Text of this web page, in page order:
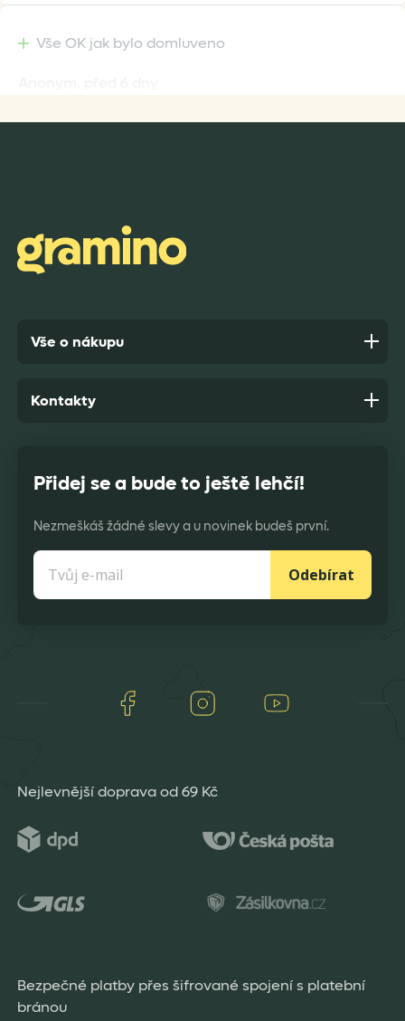
Vše OK jak bylo domluveno
Anonym,před 7 dny
Vše o nákupu
Přidej se a bude to ještě lehčí!
Nezmeškáš žádné slevy a u novinek budeš první.
Odebírat
Facebook Instagram
Kontakty
Nejlevnější doprava od 69 Kč
Bezpečné platby přes šifrované spojení s platební
bránou